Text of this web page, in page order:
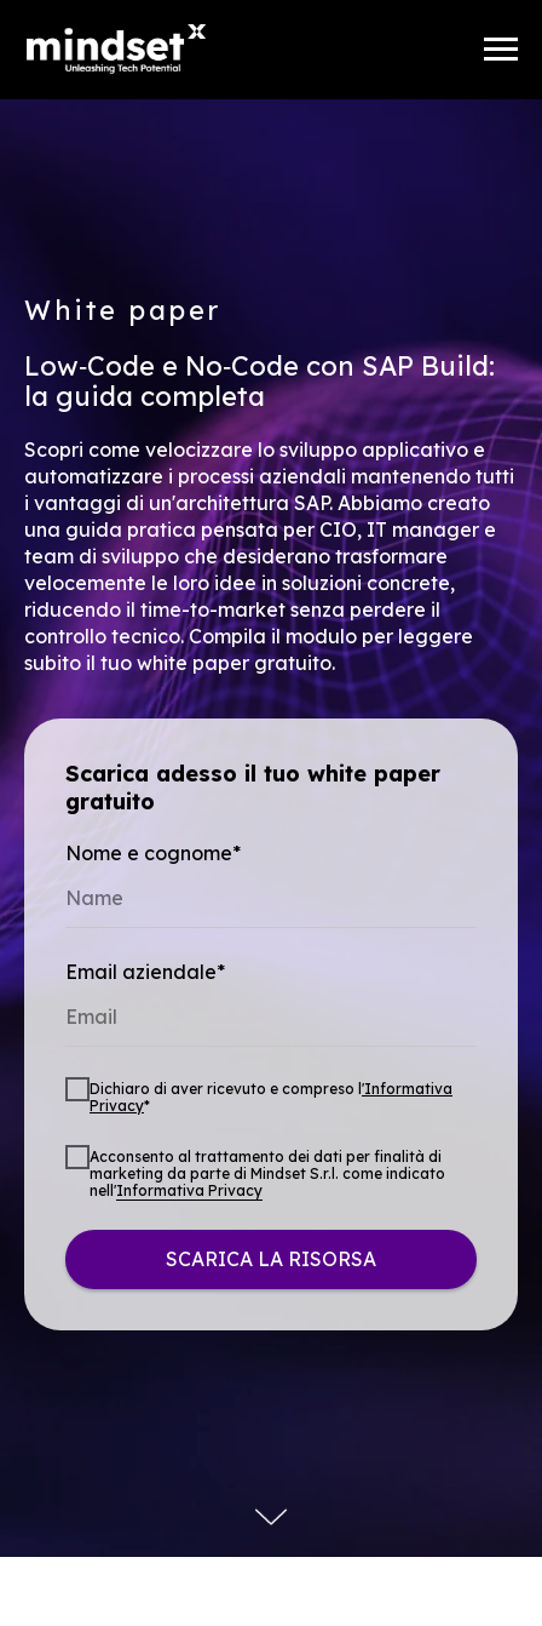
White paper
Low‑Code e No‑Code con SAP Build:
la guida completa
Scopri come velocizzare lo sviluppo applicativo e
automatizzare i processi aziendali mantenendo tutti
i vantaggi di un'architettura SAP. Abbiamo creato
una guida pratica pensata per CIO, IT manager e
team di sviluppo che desiderano trasformare
velocemente le loro idee in soluzioni concrete,
riducendo il time-to-market senza perdere il
controllo tecnico. Compila il modulo per leggere
subito il tuo white paper gratuito.
Scarica adesso il tuo white paper
gratuito
Nome e cognome*
Email aziendale*
Dichiaro di aver ricevuto e compreso l 'Informativa
Privacy*
Acconsento al trattamento dei dati per finalità di
marketing da parte di Mindset S.r.l. come indicato
nell'Informativa Privacy
SCARICA LA RISORSA